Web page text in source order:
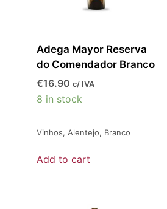
Adega Mayor Reserva
do Comendador Branco
€16.90 c/ IVA
8 in stock
Vinhos, Alentejo, Branco
Add to cart